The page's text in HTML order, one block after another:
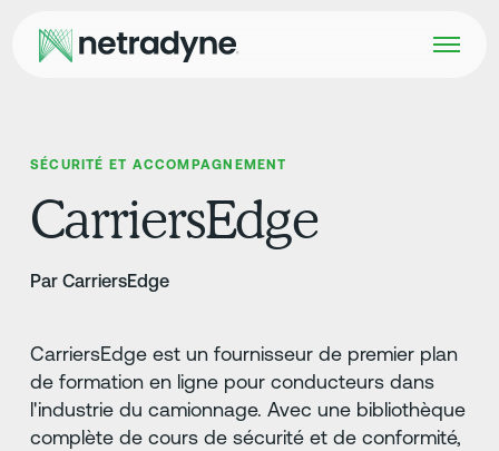
SÉCURITÉ ET ACCOMPAGNEMENT
CarriersEdge
Par CarriersEdge
CarriersEdge est un fournisseur de premier plan
de formation en ligne pour conducteurs dans
l'industrie du camionnage. Avec une bibliothèque
complète de cours de sécurité et de conformité,